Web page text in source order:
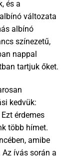
és a
változata
albínó
színezetű,
nappal
tartjuk őket.
kedvük:
érdemes
több hímet.
amibe
ívás során a